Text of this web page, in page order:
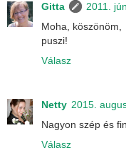
Gitta
2011.
Moha, köszönöm,
puszi!
Válasz
Netty 2015.
Nagyon szép és
Válasz